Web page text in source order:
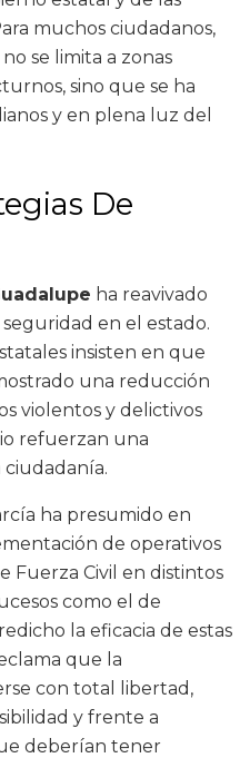
muchos ciudadanos,
no se limita a zonas
sino que se ha
y en plena luz del
De
ha reavivado
en el estado.
insisten en que
una reducción
violentos y delictivos
refuerzan una
ha presumido en
de operativos
Fuerza Civil en distintos
como el de
la eficacia de estas
que la
con total libertad,
y frente a
deberían tener